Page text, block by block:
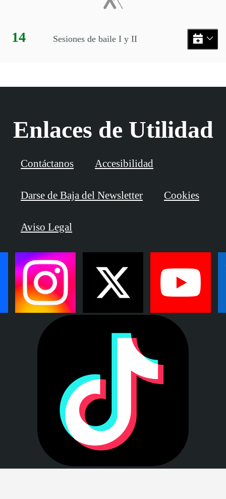
Día:
14 Sesiones de baile I y II
Enlaces de Utilidad
Contáctanos Accesibilidad
Darse de Baja del Newsletter Cookies
Aviso Legal